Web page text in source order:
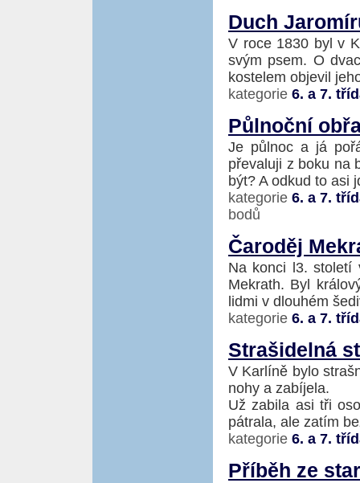
Duch
V roce 1830 byl v
svým psem. O
kostelem objevil
kategorie 6. a 7.
Půlnoční
Je půlnoc a já
převaluji z boku na
být? A odkud to asi
kategorie 6. a 7.
bodů
Čaroděj
Na konci l3. století
Mekrath. Byl
lidmi v dlouhém
kategorie 6. a 7.
Strašidelná
V Karlíně bylo
nohy a zabíjela.
Už zabila asi tři
pátrala, ale zatím
kategorie 6. a 7.
Příběh ze